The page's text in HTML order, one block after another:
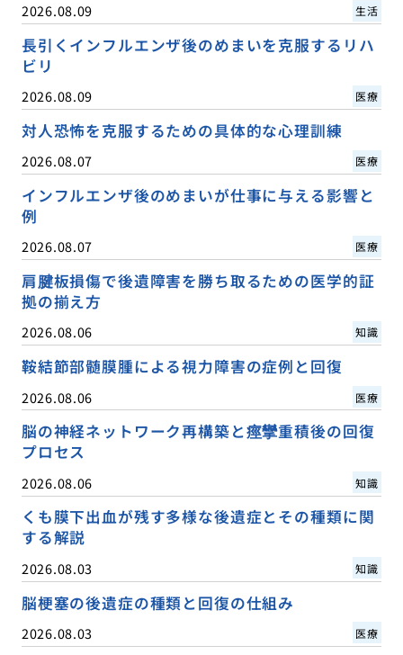
2026.08.09 生活
長引くインフルエンザ後のめまいを克服するリハ
ビリ
2026.08.09 医療
対人恐怖を克服するための具体的な心理訓練
2026.08.07 医療
インフルエンザ後のめまいが仕事に与える影響と
例
2026.08.07 医療
肩腱板損傷で後遺障害を勝ち取るための医学的証
拠の揃え方
2026.08.06 知識
鞍結節部髄膜腫による視力障害の症例と回復
2026.08.06 医療
脳の神経ネットワーク再構築と痙攣重積後の回復
プロセス
2026.08.06 知識
くも膜下出血が残す多様な後遺症とその種類に関
する解説
2026.08.03 知識
脳梗塞の後遺症の種類と回復の仕組み
2026.08.03 医療